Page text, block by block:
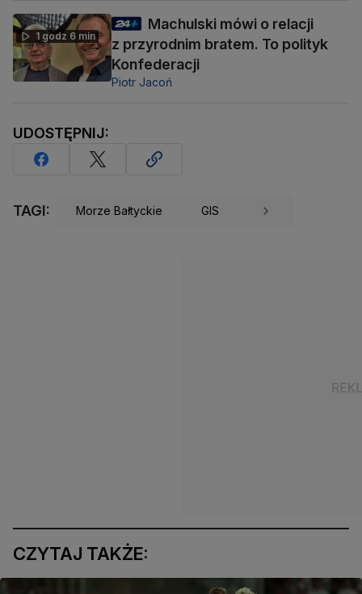
1 godz 6 min
Machulski mówi o relacji
z przyrodnim bratem. To polityk
Konfederacji
Piotr Jacoń
UDOSTĘPNIJ:
TAGI: Morze Bałtyckie GIS
CZYTAJ TAKŻE: